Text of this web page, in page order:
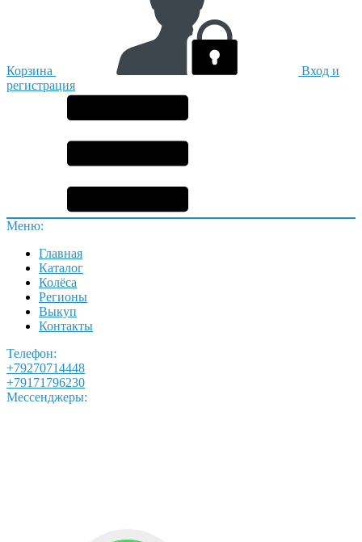
Корзина
Вход и
регистрация
Меню:
Главная
Каталог
Колёса
Регионы
Выкуп
Контакты
Телефон:
+79270714448
+79171796230
Мессенджеры: